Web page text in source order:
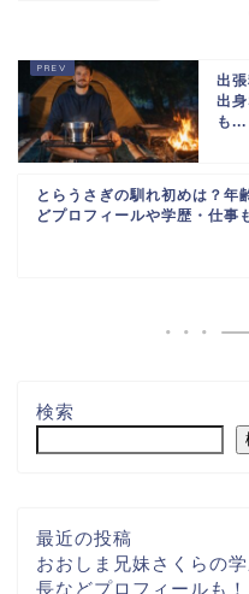
出
出
も...
とらうさぎの馴れ初めは？年
どプロフィールや学歴・仕事
検索
最近の投稿
おおしま兄妹さくらの
長などプロフィールも！